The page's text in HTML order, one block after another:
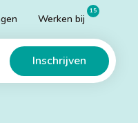
Werken bij
15
Inschrijven